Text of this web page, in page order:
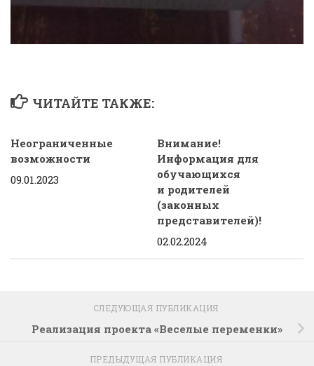
ЧИТАЙТЕ ТАКЖЕ:
Неограниченные
возможности
09.01.2023
Внимание!
Информация для
обучающихся
и родителей
(законных
представителей)!
02.02.2024
СЛЕДУЮЩАЯ ПУБЛИКАЦИЯ
Реализация проекта «Веселые переменки»
ПРЕДЫДУЩАЯ ПУБЛИКАЦИЯ